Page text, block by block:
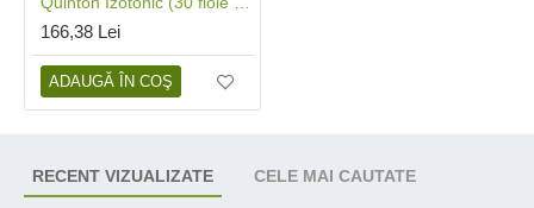
166,38 Lei
ADAUGĂ ÎN COŞ
RECENT VIZUALIZATE CELE MAI CAUTATE